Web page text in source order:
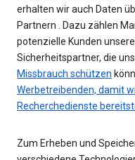
erhalten wir auch Daten
Partnern . Dazu zählen
potenzielle Kunden
Sicherheitspartner, die
Missbrauch schützen
Werbetreibenden, damit
Recherchedienste
Zum Erheben und